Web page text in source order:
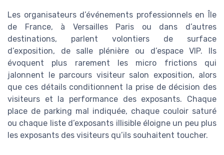
Les organisateurs d’événements professionnels en Île
de France, à Versailles Paris ou dans d’autres
destinations, parlent volontiers de surface
d’exposition, de salle plénière ou d’espace VIP. Ils
évoquent plus rarement les micro frictions qui
jalonnent le parcours visiteur salon exposition, alors
que ces détails conditionnent la prise de décision des
visiteurs et la performance des exposants. Chaque
place de parking mal indiquée, chaque couloir saturé
ou chaque liste d’exposants illisible éloigne un peu plus
les exposants des visiteurs qu’ils souhaitent toucher.